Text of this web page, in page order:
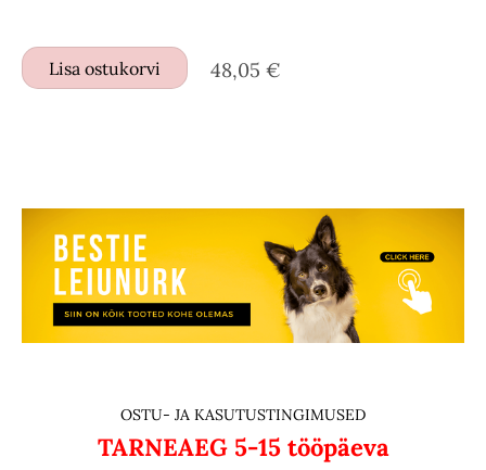
Lisa ostukorvi 48,05 €
OSTU- JA KASUTUSTINGIMUSED
TARNEAEG 5-15 tööpäeva